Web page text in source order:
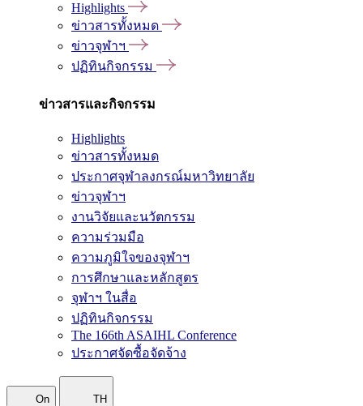
Highlights
ข่าวสารทั้งหมด
ข่าวจุฬาฯ
ปฏิทินกิจกรรม
ข่าวสารและกิจกรรม
Highlights
ข่าวสารทั้งหมด
ประกาศจุฬาลงกรณ์มหาวิทยาลัย
ข่าวจุฬาฯ
งานวิจัยและนวัตกรรม
ความร่วมมือ
ความภูมิใจของจุฬาฯ
การศึกษาและหลักสูตร
จุฬาฯ ในสื่อ
ปฏิทินกิจกรรม
The 166th ASAIHL Conference
ประกาศจัดซื้อจัดจ้าง
On TH